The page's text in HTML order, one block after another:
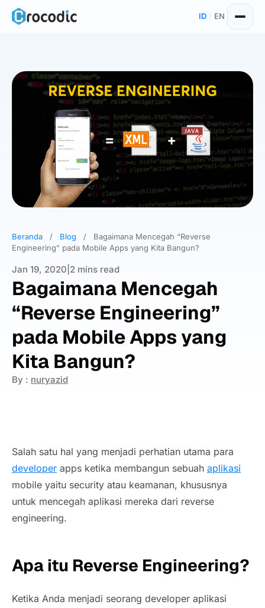
Skip
ID EN
Beranda / Blog /
Bagaimana Mencegah “Reverse
Engineering” pada Mobile Apps yang Kita Bangun?
Jan 19, 2020 2 mins read
Bagaimana Mencegah
“Reverse Engineering”
pada Mobile Apps yang
Kita Bangun?
By : nuryazid
Salah satu hal yang menjadi perhatian utama para
developer apps ketika membangun sebuah aplikasi
mobile yaitu security atau keamanan, khususnya
untuk mencegah aplikasi mereka dari reverse
engineering.
Apa itu Reverse Engineering?
Ketika Anda menjadi seorang developer aplikasi